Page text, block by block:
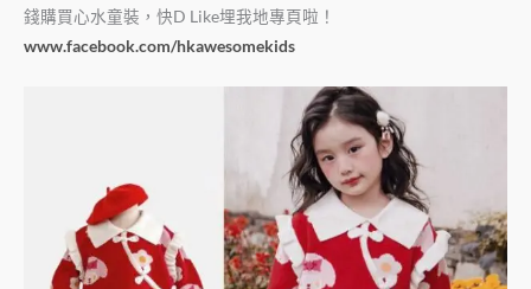
錢購買心水童裝，快D Like埋我地專頁啦！
www.facebook.com/hkawesomekids